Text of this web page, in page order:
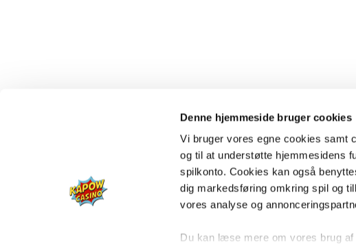
Denne hjemmeside bruger cookies
Vi bruger vores egne cookies samt
og til at understøtte hjemmesidens
spilkonto. Cookies kan også
dig markedsføring omkring spil og
vores analyse og
Du kan læse mere om vores brug